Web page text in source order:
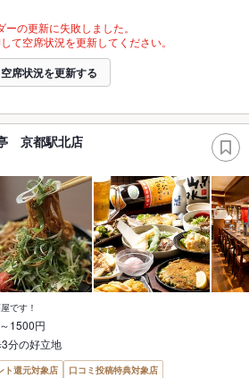
ーの更新に失敗しました。
て空席状況を更新してください。
空席状況を更新する
京都駅北店
です！
1500円
分の好立地
ト還元対象店
口コミ投稿特典対象店